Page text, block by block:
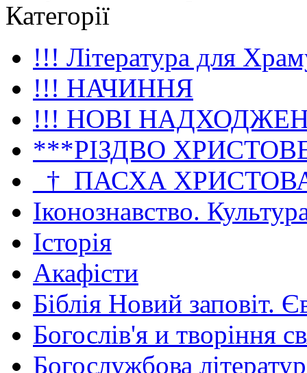
Категорії
!!! Література для
!!! НАЧИННЯ
!!! НОВІ
***РІЗДВО
_†_ПАСХА
Іконознавство.
Історія
Акафісти
Біблія Новий заповіт.
Богослів'я и творіння
Богослужбова